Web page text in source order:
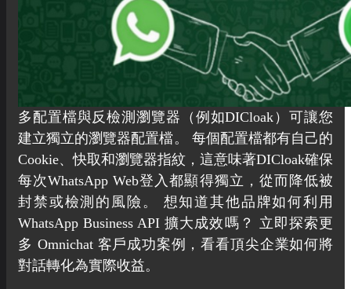
多配置檔與反檢測瀏覽器（例如DICloak）可讓您
建立獨立的瀏覽器配置檔。 每個配置檔都有自己的
Cookie、快取和瀏覽器指紋，這意味著DICloak確保
每次WhatsApp Web登入都顯得獨立，從而降低被
封禁或檢測的風險。 想知道其他品牌如何利用
WhatsApp Business API 擴大成效嗎？ 立即探索更
多 Omnichat 客戶成功案例，看看頂尖企業如何將
對話轉化為實際收益。